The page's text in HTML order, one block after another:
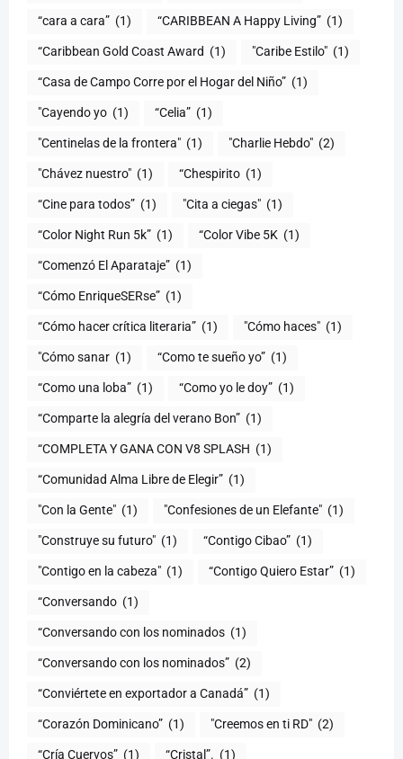
“cara a cara” (1) “CARIBBEAN A Happy Living” (1)
(1) "Caribe Estilo" (1)
“Casa de Campo Corre por el Hogar del Niño” (1)
"Cayendo yo (1) (1)
"Centinelas de la frontera" (1) "Charlie Hebdo" (2)
"Chávez nuestro" (1) “Chespirito (1)
“Cine para todos” (1) "Cita a ciegas" (1)
“Color Night Run 5k” (1) “Color Vibe 5K (1)
“Comenzó El Aparataje” (1)
“Cómo EnriqueSERse” (1)
(1) "Cómo haces" (1)
"Cómo sanar (1) “Como te sueño yo” (1)
“Como una loba” (1) “Como yo le doy” (1)
“Comparte la alegría del verano Bon” (1)
“COMPLETA Y GANA CON V8 SPLASH (1)
“Comunidad Alma Libre de Elegir” (1)
"Con la Gente" (1) "Confesiones de un Elefante" (1)
"Construye su futuro" (1) “Contigo Cibao” (1)
"Contigo en la cabeza" (1) “Contigo Quiero Estar” (1)
“Conversando (1)
“Conversando con los nominados (1)
“Conversando con los nominados” (2)
“Conviértete en exportador a Canadá” (1)
“Corazón Dominicano” (1) "Creemos en ti RD" (2)
“Cría Cuervos” (1) “Cristal”. (1)